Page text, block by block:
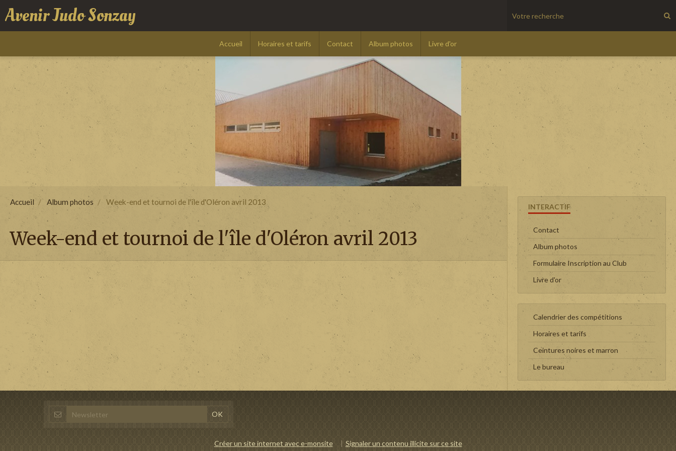
Avenir Judo Sonzay
Accueil Horaires et tarifs Contact Album photos Livre d'or
Accueil Album photos Week-end et tournoi de l'île d'Oléron avril 2013
Week-end et tournoi de l'île d'Oléron avril 2013
INTERACTIF
Contact
Album photos
Formulaire Inscription au Club
Livre d'or
Calendrier des compétitions
Horaires et tarifs
Ceintures noires et marron
Le bureau
Créer un site internet avec e-monsite Signaler un contenu illicite sur ce site